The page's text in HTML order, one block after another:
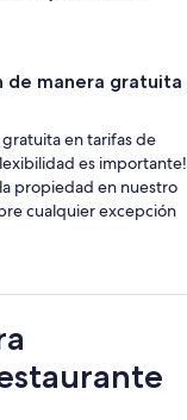
de manera gratuita
en tarifas de
es importante!
propiedad en nuestro
cualquier excepción